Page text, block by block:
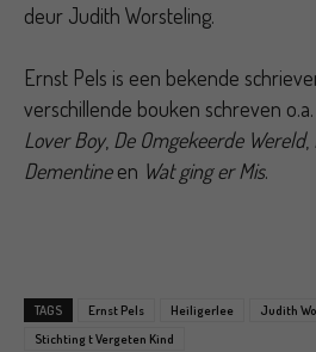
deur Judith Worsteling.
Ernst Pels is een bekende
verschillende bouken schreven o.a.
Lover Boy, De Omgekeerde Wereld,
Dementineen Wat ging er Mis.
TAGS Ernst Pels Heiligerlee Judith
Stichting t Vergeten Kind